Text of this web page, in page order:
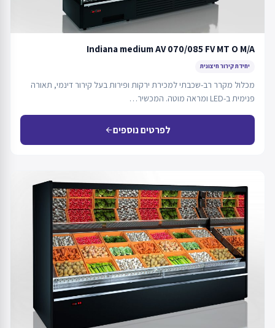
Indiana medium AV 070/085 FV MT O M/A
יחידת קירור חיצונית
מכלול מקרר רב-שכבתי למכירת ירקות ופירות בעל קירור דינמי, תאורה
פנימית ב-LED ומראה מוטה. המכשיר…
לפרטים נוספיםarrow_back